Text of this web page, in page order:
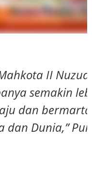
II
semakin
dan
dan Dunia,”